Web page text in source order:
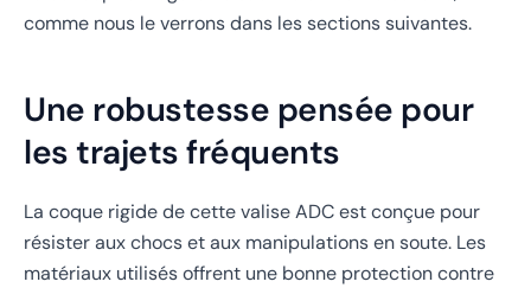
comme nous le verrons dans les sections suivantes.
Une robustesse pensée pour
les trajets fréquents
La coque rigide de cette valise ADC est conçue pour
résister aux chocs et aux manipulations en soute. Les
matériaux utilisés offrent une bonne protection contre